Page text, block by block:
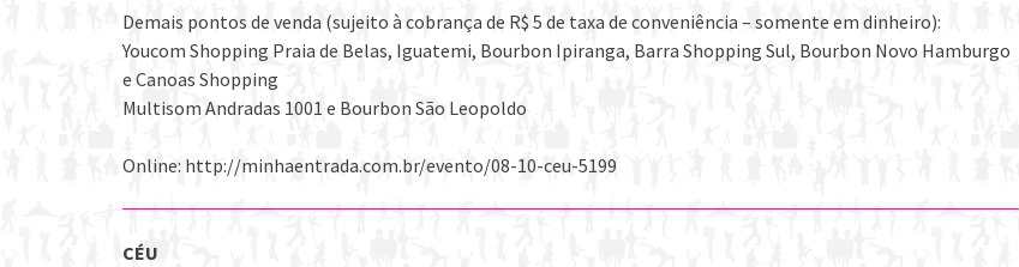
Demais pontos de venda (sujeito à cobrança de R$ 5 de taxa de conveniência – somente em dinheiro):
Youcom Shopping Praia de Belas, Iguatemi, Bourbon Ipiranga, Barra Shopping Sul, Bourbon Novo Hamburgo
e Canoas Shopping
Multisom Andradas 1001 e Bourbon São Leopoldo
Online: http://minhaentrada.com.br/evento/08-10-ceu-5199
CÉU